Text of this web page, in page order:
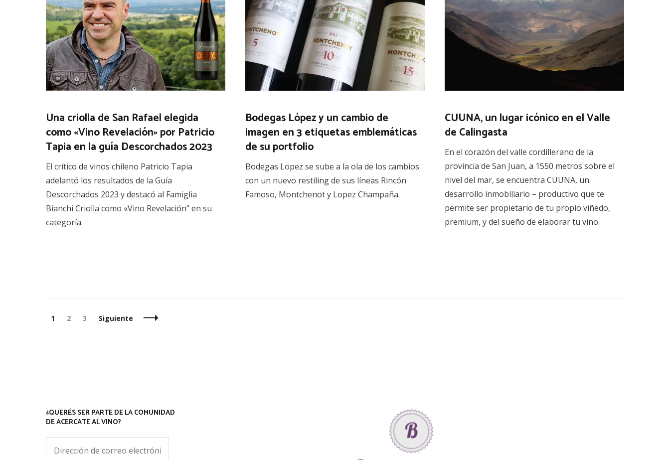
Una criolla de San Rafael elegida
como «Vino Revelación» por Patricio
Tapia en la guía Descorchados 2023
El crítico de vinos chileno Patricio Tapia
adelantó los resultados de la Guía
Descorchados 2023 y destacó al Famiglia
Bianchi Criolla como «Vino Revelación” en su
categoría.
Bodegas López y un cambio de
imagen en 3 etiquetas emblemáticas
de su portfolio
Bodegas Lopez se sube a la ola de los cambios
con un nuevo restiling de sus líneas Rincón
Famoso, Montchenot y Lopez Champaña.
CUUNA, un lugar icónico en el Valle
de Calingasta
En el corazón del valle cordillerano de la
provincia de San Juan, a 1550 metros sobre el
nivel del mar, se encuentra CUUNA, un
desarrollo inmobiliario – productivo que te
permite ser propietario de tu propio viñedo,
premium, y del sueño de elaborar tu vino.
Navegación
Página
1 Página
2 Página
3 Siguiente
¿QUERÉS SER PARTE DE LA COMUNIDAD
DE ACERCATE AL VINO?